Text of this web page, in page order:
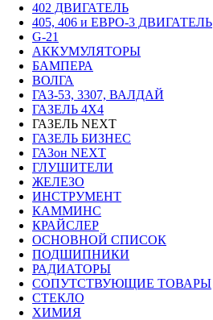
402 ДВИГАТЕЛЬ
405, 406 и ЕВРО-3 ДВИГАТЕЛЬ
G-21
АККУМУЛЯТОРЫ
БАМПЕРА
ВОЛГА
ГАЗ-53, 3307, ВАЛДАЙ
ГАЗЕЛЬ 4Х4
ГАЗЕЛЬ NEXT
ГАЗЕЛЬ БИЗНЕС
ГАЗон NEXT
ГЛУШИТЕЛИ
ЖЕЛЕЗО
ИНСТРУМЕНТ
КАММИНС
КРАЙСЛЕР
ОСНОВНОЙ СПИСОК
ПОДШИПНИКИ
РАДИАТОРЫ
СОПУТСТВУЮЩИЕ ТОВАРЫ
СТЕКЛО
ХИМИЯ